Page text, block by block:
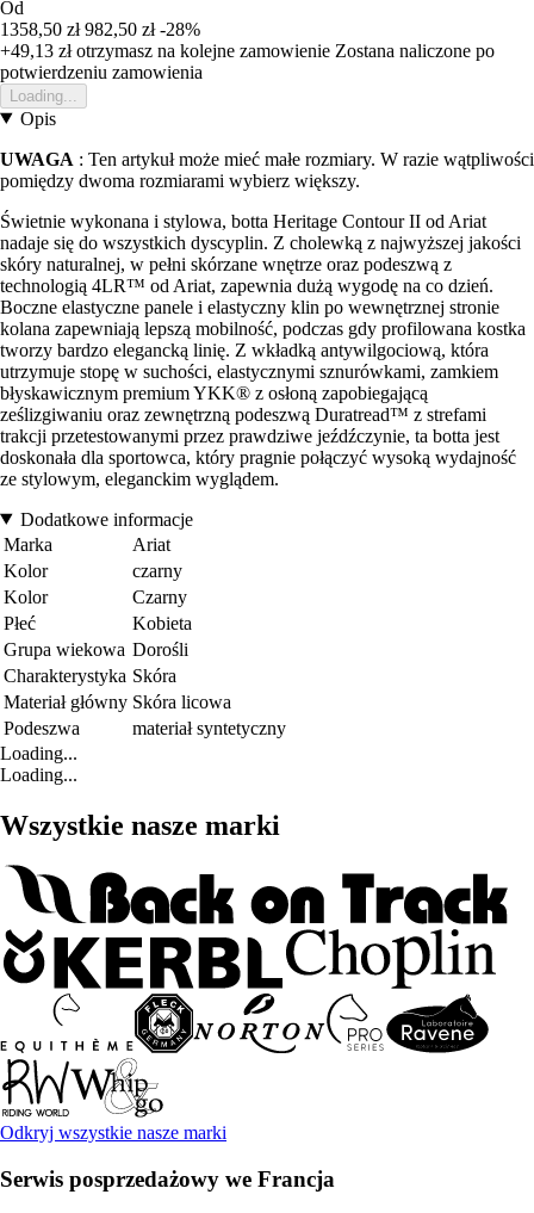
Od
1358,50 zł 982,50 zł -28%
+49,13 złotrzymasz na kolejne zamowienie Zostana naliczone po
potwierdzeniu zamowienia
Loading...
Opis
UWAGA : Ten artykuł może mieć małe rozmiary. W razie wątpliwości
pomiędzy dwoma rozmiarami wybierz większy.
Świetnie wykonana i stylowa, botta Heritage Contour II od Ariat
nadaje się do wszystkich dyscyplin. Z cholewką z najwyższej jakości
skóry naturalnej, w pełni skórzane wnętrze oraz podeszwą z
technologią 4LR™ od Ariat, zapewnia dużą wygodę na co dzień.
Boczne elastyczne panele i elastyczny klin po wewnętrznej stronie
kolana zapewniają lepszą mobilność, podczas gdy profilowana kostka
tworzy bardzo elegancką linię. Z wkładką antywilgociową, która
utrzymuje stopę w suchości, elastycznymi sznurówkami, zamkiem
błyskawicznym premium YKK® z osłoną zapobiegającą
ześlizgiwaniu oraz zewnętrzną podeszwą Duratread™ z strefami
trakcji przetestowanymi przez prawdziwe jeźdźczynie, ta botta jest
doskonała dla sportowca, który pragnie połączyć wysoką wydajność
ze stylowym, eleganckim wyglądem.
Dodatkowe informacje
Marka
Ariat
Kolor
czarny
Kolor
Czarny
Płeć
Kobieta
Grupa wiekowa Dorośli
Charakterystyka Skóra
Materiał główny Skóra licowa
Podeszwa
materiał syntetyczny
Loading...
Loading...
Wszystkie nasze marki
Odkryj wszystkie nasze marki
Serwis posprzedażowy we Francja